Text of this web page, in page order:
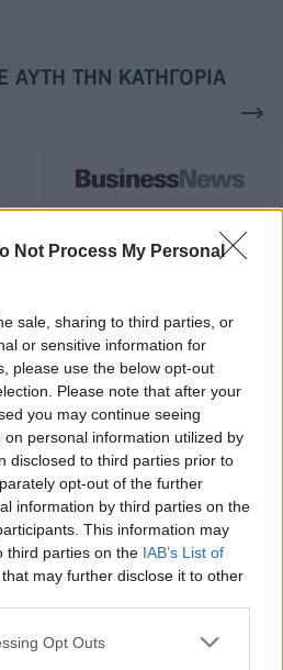
Not Process My Personal
sale, sharing to third parties, or
or sensitive information for
please use the below opt-out
Please note that after your
you may continue seeing
personal information utilized by
disclosed to third parties prior to
opt-out of the further
information by third parties on the
This information may
third parties on the IAB’s List of
that may further disclose it to other
Opt Outs
ΑΥΤΉ ΤΗΝ ΚΑΤΗΓΟΡΊΑ
Καιρός: Έστρωσε τα πρώτα
χιόνια στα Τρίκαλα (φωτός)